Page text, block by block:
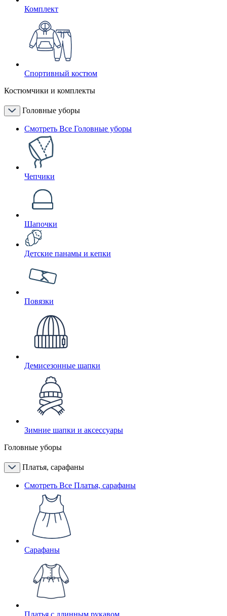
Комплект
Спортивный костюм
Костюмчики и комплекты
Головные уборы
Смотреть Все Головные уборы
Чепчики
Шапочки
Детские панамы и кепки
Повязки
Демисезонные шапки
Зимние шапки и аксессуары
Головные уборы
Платья, сарафаны
Смотреть Все Платья, сарафаны
Сарафаны
Платья с длинным рукавом